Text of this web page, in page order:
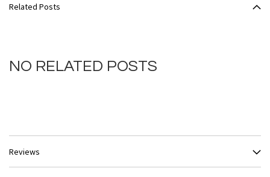
Related Posts
NO RELATED POSTS
Reviews